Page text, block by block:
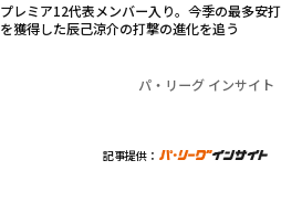
プレミア12代表メンバー入り。今季の最多安打
を獲得した辰己涼介の打撃の進化を追う
パ・リーグ インサイト
記事提供：